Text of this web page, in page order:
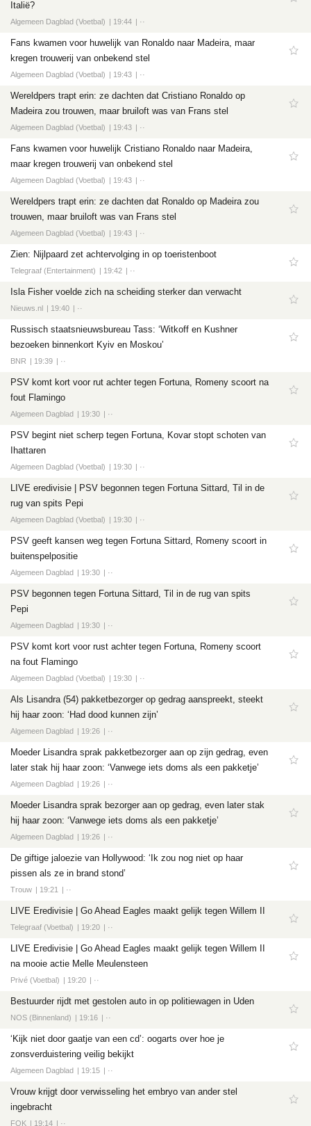
Italië?
Algemeen Dagblad (Voetbal) 19:44 ··
Fans kwamen voor huwelijk van Ronaldo naar Madeira, maar
kregen trouwerij van onbekend stel
Algemeen Dagblad (Voetbal) 19:43 ··
Wereldpers trapt erin: ze dachten dat Cristiano Ronaldo op
Madeira zou trouwen, maar bruiloft was van Frans stel
Algemeen Dagblad (Voetbal) 19:43 ··
Fans kwamen voor huwelijk Cristiano Ronaldo naar Madeira,
maar kregen trouwerij van onbekend stel
Algemeen Dagblad (Voetbal) 19:43 ··
Wereldpers trapt erin: ze dachten dat Ronaldo op Madeira zou
trouwen, maar bruiloft was van Frans stel
Algemeen Dagblad (Voetbal) 19:43 ··
Zien: Nijlpaard zet achtervolging in op toeristenboot
Telegraaf (Entertainment) 19:42 ··
Isla Fisher voelde zich na scheiding sterker dan verwacht
Nieuws.nl 19:40 ··
Russisch staatsnieuwsbureau Tass: ‘Witkoff en Kushner
bezoeken binnenkort Kyiv en Moskou’
BNR 19:39 ··
PSV komt kort voor rut achter tegen Fortuna, Romeny scoort na
fout Flamingo
Algemeen Dagblad 19:30 ··
PSV begint niet scherp tegen Fortuna, Kovar stopt schoten van
Ihattaren
Algemeen Dagblad (Voetbal) 19:30 ··
LIVE eredivisie | PSV begonnen tegen Fortuna Sittard, Til in de
rug van spits Pepi
Algemeen Dagblad (Voetbal) 19:30 ··
PSV geeft kansen weg tegen Fortuna Sittard, Romeny scoort in
buitenspelpositie
Algemeen Dagblad 19:30 ··
PSV begonnen tegen Fortuna Sittard, Til in de rug van spits
Pepi
Algemeen Dagblad 19:30 ··
PSV komt kort voor rust achter tegen Fortuna, Romeny scoort
na fout Flamingo
Algemeen Dagblad (Voetbal) 19:30 ··
Als Lisandra (54) pakketbezorger op gedrag aanspreekt, steekt
hij haar zoon: ‘Had dood kunnen zijn’
Algemeen Dagblad 19:26 ··
Moeder Lisandra sprak pakketbezorger aan op zijn gedrag, even
later stak hij haar zoon: ‘Vanwege iets doms als een pakketje’
Algemeen Dagblad 19:26 ··
Moeder Lisandra sprak bezorger aan op gedrag, even later stak
hij haar zoon: ‘Vanwege iets doms als een pakketje’
Algemeen Dagblad 19:26 ··
De giftige jaloezie van Hollywood: ‘Ik zou nog niet op haar
pissen als ze in brand stond’
Trouw 19:21 ··
LIVE Eredivisie | Go Ahead Eagles maakt gelijk tegen Willem II
Telegraaf (Voetbal) 19:20 ··
LIVE Eredivisie | Go Ahead Eagles maakt gelijk tegen Willem II
na mooie actie Melle Meulensteen
Privé (Voetbal) 19:20 ··
Bestuurder rijdt met gestolen auto in op politiewagen in Uden
NOS (Binnenland) 19:16 ··
‘Kijk niet door gaatje van een cd’: oogarts over hoe je
zonsverduistering veilig bekijkt
Algemeen Dagblad 19:15 ··
Vrouw krijgt door verwisseling het embryo van ander stel
ingebracht
FOK 19:14 ··